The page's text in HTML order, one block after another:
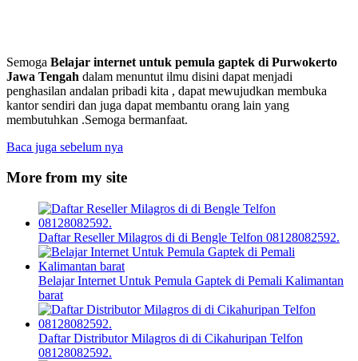
Semoga Belajar internet untuk pemula gaptek di Purwokerto
Jawa Tengah dalam menuntut ilmu disini dapat menjadi
penghasilan andalan pribadi kita , dapat mewujudkan membuka
kantor sendiri dan juga dapat membantu orang lain yang
membutuhkan .Semoga bermanfaat.
Baca juga sebelum nya
More from my site
Daftar Reseller Milagros di di Bengle Telfon 08128082592.
Belajar Internet Untuk Pemula Gaptek di Pemali Kalimantan
barat
Daftar Distributor Milagros di di Cikahuripan Telfon
08128082592.